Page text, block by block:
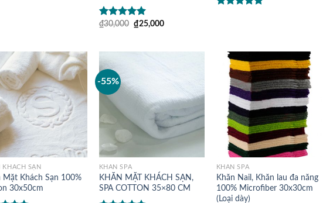
Được xếp
₫30,000 ₫25,000
KHÁCH SẠN
Mặt Khách Sạn 100%
30x50cm
-55%
KHĂN SPA
KHĂN MẶT KHÁCH SẠN,
SPA COTTON 35×80 CM
KHĂN SPA
Khăn Nail, Khăn lau đa năng
100% Microfiber 30x30cm
(Loại dày)